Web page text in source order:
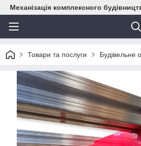
Механізація комплексного
Товари та послуги Будівельне